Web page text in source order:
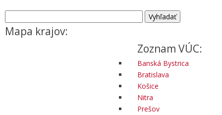
Mapa krajov:
Zoznam VÚC:
Banská Bystrica
Bratislava
Košice
Nitra
Prešov